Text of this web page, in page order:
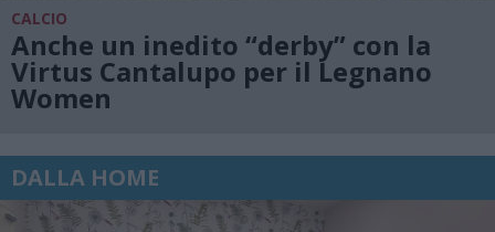
CALCIO
Anche un inedito “derby” con la
Virtus Cantalupo per il Legnano
Women
DALLA HOME